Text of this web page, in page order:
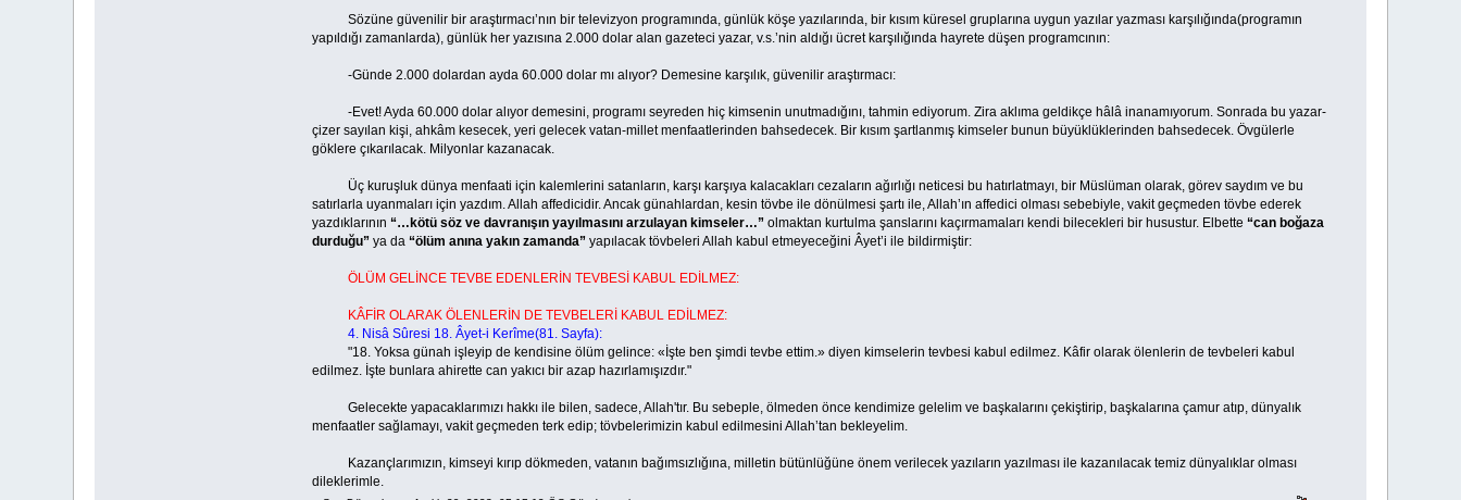
Sözüne güvenilir bir araştırmacı’nın bir televizyon programında, günlük köşe yazılarında, bir kısım küresel gruplarına uygun yazılar yazması karşılığında(programın
yapıldığı zamanlarda), günlük her yazısına 2.000 dolar alan gazeteci yazar, v.s.’nin aldığı ücret karşılığında hayrete düşen programcının:
-Günde 2.000 dolardan ayda 60.000 dolar mı alıyor? Demesine karşılık, güvenilir araştırmacı:
-Evet! Ayda 60.000 dolar alıyor demesini, programı seyreden hiç kimsenin unutmadığını, tahmin ediyorum. Zira aklıma geldikçe hâlâ inanamıyorum. Sonrada bu yazar-
çizer sayılan kişi, ahkâm kesecek, yeri gelecek vatan-millet menfaatlerinden bahsedecek. Bir kısım şartlanmış kimseler bunun büyüklüklerinden bahsedecek. Övgülerle
göklere çıkarılacak. Milyonlar kazanacak.
Üç kuruşluk dünya menfaati için kalemlerini satanların, karşı karşıya kalacakları cezaların ağırlığı neticesi bu hatırlatmayı, bir Müslüman olarak, görev saydım ve bu
satırlarla uyanmaları için yazdım. Allah affedicidir. Ancak günahlardan, kesin tövbe ile dönülmesi şartı ile, Allah’ın affedici olması sebebiyle, vakit geçmeden tövbe ederek
yazdıklarının “…kötü söz ve davranışın yayılmasını arzulayan kimseler…”olmaktan kurtulma şanslarını kaçırmamaları kendi bilecekleri bir husustur. Elbette “can boğaza
durduğu”ya da “ölüm anına yakın zamanda” yapılacak tövbeleri Allah kabul etmeyeceğini Âyet’i ile bildirmiştir:
ÖLÜM GELİNCE TEVBE EDENLERİN TEVBESİ KABUL EDİLMEZ:
KÂFİR OLARAK ÖLENLERİN DE TEVBELERİ KABUL EDİLMEZ:
4. Nisâ Sûresi 18. Âyet-i Kerîme(81. Sayfa):
"18. Yoksa günah işleyip de kendisine ölüm gelince: «İşte ben şimdi tevbe ettim.» diyen kimselerin tevbesi kabul edilmez. Kâfir olarak ölenlerin de tevbeleri kabul
edilmez. İşte bunlara ahirette can yakıcı bir azap hazırlamışızdır."
Gelecekte yapacaklarımızı hakkı ile bilen, sadece, Allah'tır. Bu sebeple, ölmeden önce kendimize gelelim ve başkalarını çekiştirip, başkalarına çamur atıp, dünyalık
menfaatler sağlamayı, vakit geçmeden terk edip; tövbelerimizin kabul edilmesini Allah’tan bekleyelim.
Kazançlarımızın, kimseyi kırıp dökmeden, vatanın bağımsızlığına, milletin bütünlüğüne önem verilecek yazıların yazılması ile kazanılacak temiz dünyalıklar olması
dileklerimle.